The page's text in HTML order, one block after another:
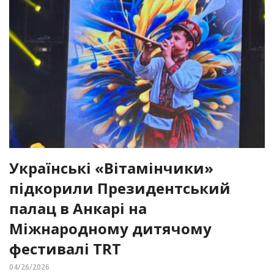
Українські «Вітамінчики»
підкорили Президентський
палац в Анкарі на
Міжнародному дитячому
фестивалі TRT
04/26/2026